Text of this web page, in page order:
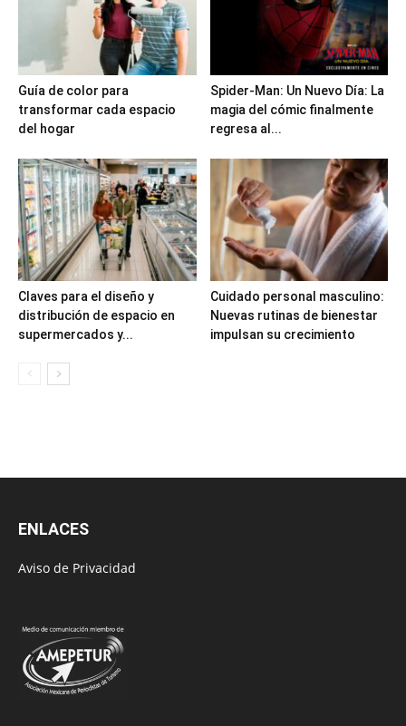
Guía de color para
transformar cada espacio
del hogar
Spider-Man: Un Nuevo Día: La
magia del cómic finalmente
regresa al...
Claves para el diseño y
distribución de espacio en
supermercados y...
Cuidado personal masculino:
Nuevas rutinas de bienestar
impulsan su crecimiento
ENLACES
Aviso de Privacidad